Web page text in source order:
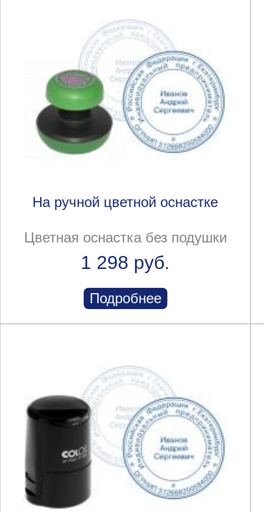
На ручной цветной оснастке
Цветная оснастка без подушки
1 298 руб.
Подробнее